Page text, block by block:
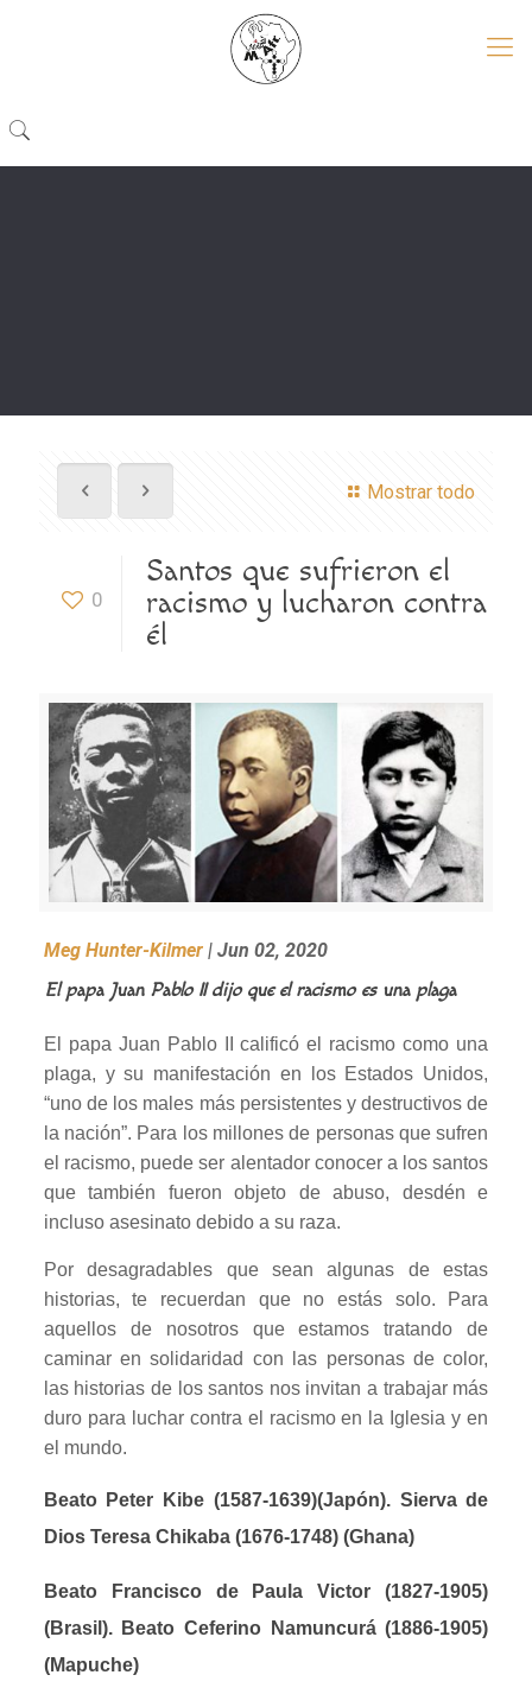
Mostrar todo
0
Santos que sufrieron el
racismo y lucharon contra
él
Meg Hunter-Kilmer| Jun 02, 2020
El papa Juan Pablo II dijo que el racismo es una plaga
El papa Juan Pablo II calificó el racismo como una
plaga, y su manifestación en los Estados Unidos,
“uno de los males más persistentes y destructivos de
la nación”. Para los millones de personas que sufren
el racismo, puede ser alentador conocer a los santos
que también fueron objeto de abuso, desdén e
incluso asesinato debido a su raza.
Por desagradables que sean algunas de estas
historias, te recuerdan que no estás solo. Para
aquellos de nosotros que estamos tratando de
caminar en solidaridad con las personas de color,
las historias de los santos nos invitan a trabajar más
duro para luchar contra el racismo en la Iglesia y en
el mundo.
Beato Peter Kibe (1587-1639)(Japón). Sierva de
Dios Teresa Chikaba (1676-1748) (Ghana)
Beato Francisco de Paula Victor (1827-1905)
(Brasil). Beato Ceferino Namuncurá (1886-1905)
(Mapuche)